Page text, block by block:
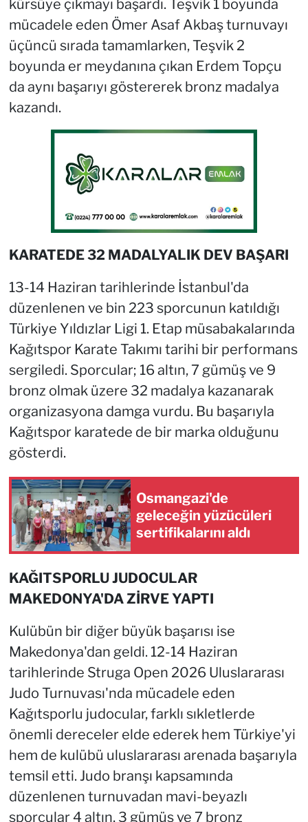
kürsüye çıkmayı başardı. Teşvik 1 boyunda
mücadele eden Ömer Asaf Akbaş turnuvayı
üçüncü sırada tamamlarken, Teşvik 2
boyunda er meydanına çıkan Erdem Topçu
da aynı başarıyı göstererek bronz madalya
kazandı.
KARATEDE 32 MADALYALIK DEV BAŞARI
13-14 Haziran tarihlerinde İstanbul'da
düzenlenen ve bin 223 sporcunun katıldığı
Türkiye Yıldızlar Ligi 1. Etap müsabakalarında
Kağıtspor Karate Takımı tarihi bir performans
sergiledi. Sporcular; 16 altın, 7 gümüş ve 9
bronz olmak üzere 32 madalya kazanarak
organizasyona damga vurdu. Bu başarıyla
Kağıtspor karatede de bir marka olduğunu
gösterdi.
Osmangazi'de
geleceğin yüzücüleri
sertifikalarını aldı
KAĞITSPORLU JUDOCULAR
MAKEDONYA'DA ZİRVE YAPTI
Kulübün bir diğer büyük başarısı ise
Makedonya'dan geldi. 12-14 Haziran
tarihlerinde Struga Open 2026 Uluslararası
Judo Turnuvası'nda mücadele eden
Kağıtsporlu judocular, farklı sıkletlerde
önemli dereceler elde ederek hem Türkiye'yi
hem de kulübü uluslararası arenada başarıyla
temsil etti. Judo branşı kapsamında
düzenlenen turnuvadan mavi-beyazlı
sporcular 4 altın, 3 gümüş ve 7 bronz